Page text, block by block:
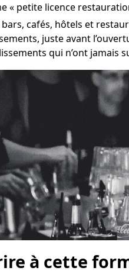
« petite licence
cafés, hôtels et
juste avant
qui n’ont jamais
à cette